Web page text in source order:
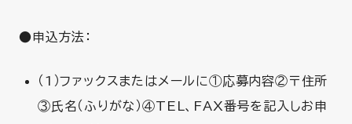
●申込方法：
（1）ファックスまたはメールに①応募内容②〒住所
③氏名（ふりがな）④TEL、FAX番号を記入しお申